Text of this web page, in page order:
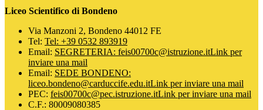
Liceo Scientifico di Bondeno
Via Manzoni 2, Bondeno 44012 FE
Tel: Tel: +39 0532 893919
Email: SEGRETERIA: feis00700c@istruzione.itLink per
inviare una mail
Email: SEDE BONDENO:
liceo.bondeno@carduccife.edu.itLink per inviare una mail
PEC: feis00700c@pec.istruzione.itLink per inviare una mail
C.F.: 80009080385